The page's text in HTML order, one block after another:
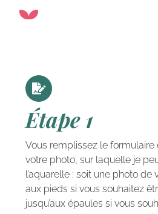
Étape 1
Vous remplissez le formulaire
votre photo, sur laquelle je
l’aquarelle : soit une photo
aux pieds si vous souhaitez
jusqu’aux épaules si vous